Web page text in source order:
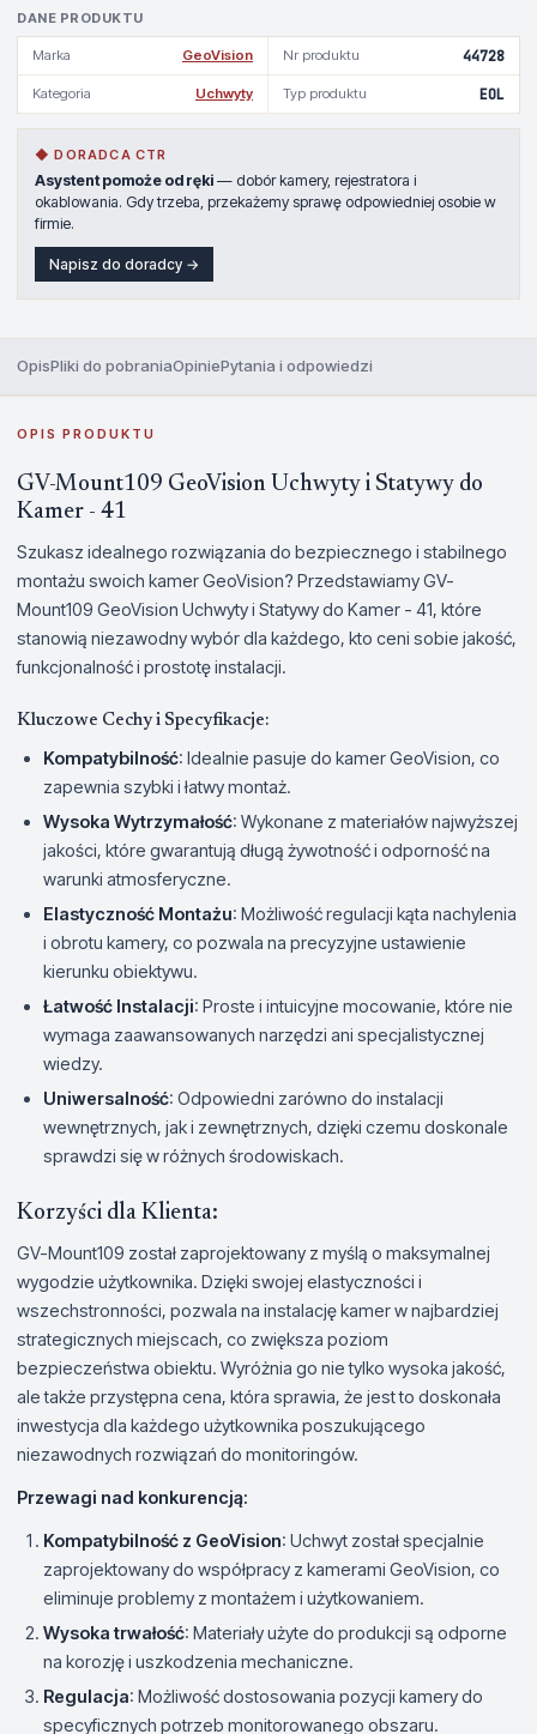
DANE PRODUKTU
Marka GeoVision Nr produktu 44728
Kategoria Uchwyty Typ produktu EOL
◆ DORADCA CTR
Asystent pomoże od ręki — dobór kamery, rejestratora i
okablowania. Gdy trzeba, przekażemy sprawę odpowiedniej osobie w
firmie.
Napisz do doradcy →
OpisPliki do pobraniaOpiniePytania i odpowiedzi
OPIS PRODUKTU
GV-Mount109 GeoVision Uchwyty i Statywy do
Kamer - 41
Szukasz idealnego rozwiązania do bezpiecznego i stabilnego
montażu swoich kamer GeoVision? Przedstawiamy GV-
Mount109 GeoVision Uchwyty i Statywy do Kamer - 41, które
stanowią niezawodny wybór dla każdego, kto ceni sobie jakość,
funkcjonalność i prostotę instalacji.
Kluczowe Cechy i Specyfikacje:
Kompatybilność: Idealnie pasuje do kamer GeoVision, co
zapewnia szybki i łatwy montaż.
Wysoka Wytrzymałość: Wykonane z materiałów najwyższej
jakości, które gwarantują długą żywotność i odporność na
warunki atmosferyczne.
Elastyczność Montażu: Możliwość regulacji kąta nachylenia
i obrotu kamery, co pozwala na precyzyjne ustawienie
kierunku obiektywu.
Łatwość Instalacji: Proste i intuicyjne mocowanie, które nie
wymaga zaawansowanych narzędzi ani specjalistycznej
wiedzy.
Uniwersalność: Odpowiedni zarówno do instalacji
wewnętrznych, jak i zewnętrznych, dzięki czemu doskonale
sprawdzi się w różnych środowiskach.
Korzyści dla Klienta:
GV-Mount109 został zaprojektowany z myślą o maksymalnej
wygodzie użytkownika. Dzięki swojej elastyczności i
wszechstronności, pozwala na instalację kamer w najbardziej
strategicznych miejscach, co zwiększa poziom
bezpieczeństwa obiektu. Wyróżnia go nie tylko wysoka jakość,
ale także przystępna cena, która sprawia, że jest to doskonała
inwestycja dla każdego użytkownika poszukującego
niezawodnych rozwiązań do monitoringów.
Przewagi nad konkurencją:
Kompatybilność z GeoVision: Uchwyt został specjalnie
zaprojektowany do współpracy z kamerami GeoVision, co
eliminuje problemy z montażem i użytkowaniem.
Wysoka trwałość: Materiały użyte do produkcji są odporne
na korozję i uszkodzenia mechaniczne.
Regulacja: Możliwość dostosowania pozycji kamery do
specyficznych potrzeb monitorowanego obszaru.